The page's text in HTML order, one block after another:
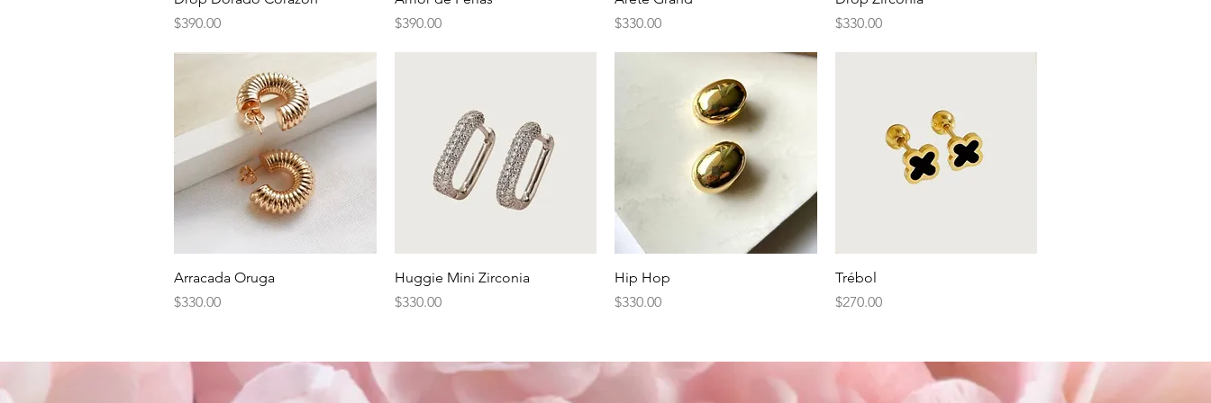
Precio
$390.00
Precio
$390.00
Precio
$330.00
Precio
$330.00
Vista rápida
Arracada Oruga
Precio
$330.00
Vista rápida
Huggie Mini Zirconia
Precio
$330.00
Hip Hop
Precio
$330.00
Trébol
Precio
$270.00